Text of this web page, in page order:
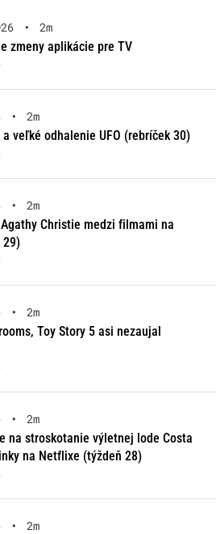
•
2m
zmeny aplikácie pre TV
•
2m
a veľké odhalenie UFO (rebríček 30)
•
2m
Christie medzi filmami na
•
2m
Toy Story 5 asi nezaujal
•
2m
na stroskotanie výletnej lode Costa
na Netflixe (týždeň 28)
•
2m